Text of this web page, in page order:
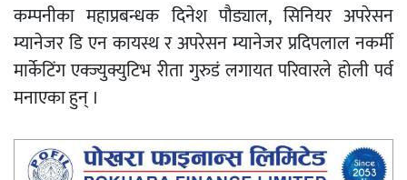
कम्पनीका महाप्रबन्धक दिनेश पौड्याल, सिनियर अपरेसन
म्यानेजर डि एन कायस्थ र अपरेसन म्यानेजर प्रदिपलाल नकर्मी
मार्केटिंग एक्ज्युक्युटिभ रीता गुरुडं लगायत परिवारले होली पर्व
मनाएका हुन् ।